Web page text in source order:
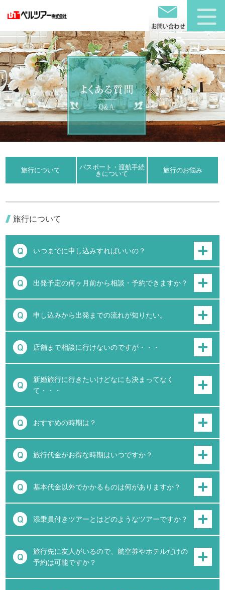
旅行について
パスポート・渡航手続
きについて
旅行のお悩み
旅行について
いつまでに申し込みすればいいの？
出発予定の何ヶ月前から相談・予約できますか？
申し込みから出発までの流れが知りたい。
店舗まで相談に行けないのですが・・・
新婚旅行に行きたいけどなにも決まってなく
て・・・
おすすめの時期は？
旅行代金がお得な時期はいつですか？
基本代金以外でかかるものは何がありますか？
添乗員付きツアーとはどのようなツアーですか？
旅行先に友人がいるので、航空券やホテルだけの
予約は可能ですか？